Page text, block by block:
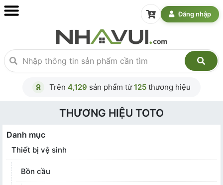
Đăng nhập
Trên 4,129 sản phẩm từ125 thương hiệu
THƯƠNG HIỆU TOTO
Danh mục
Thiết bị vệ sinh
Bồn cầu